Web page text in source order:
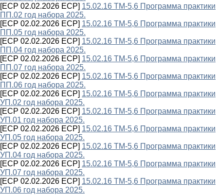
[ECP 02.02.2026 ECP] 15.02.16 ТМ-5,6 Программа практики
ПП.02 год набора 2025.
[ECP 02.02.2026 ECP] 15.02.16 ТМ-5,6 Программа практики
ПП.05 год набора 2025.
[ECP 02.02.2026 ECP] 15.02.16 ТМ-5,6 Программа практики
ПП.04 год набора 2025.
[ECP 02.02.2026 ECP] 15.02.16 ТМ-5,6 Программа практики
ПП.07 год набора 2025.
[ECP 02.02.2026 ECP] 15.02.16 ТМ-5,6 Программа практики
ПП.06 год набора 2025.
[ECP 02.02.2026 ECP] 15.02.16 ТМ-5,6 Программа практики
УП.02 год набора 2025.
[ECP 02.02.2026 ECP] 15.02.16 ТМ-5,6 Программа практики
УП.01 год набора 2025.
[ECP 02.02.2026 ECP] 15.02.16 ТМ-5,6 Программа практики
УП.05 год набора 2025.
[ECP 02.02.2026 ECP] 15.02.16 ТМ-5,6 Программа практики
УП.04 год набора 2025.
[ECP 02.02.2026 ECP] 15.02.16 ТМ-5,6 Программа практики
УП.07 год набора 2025.
[ECP 02.02.2026 ECP] 15.02.16 ТМ-5,6 Программа практики
УП.06 год набора 2025.